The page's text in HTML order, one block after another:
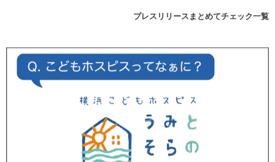
プレスリリースまとめてチェック一覧